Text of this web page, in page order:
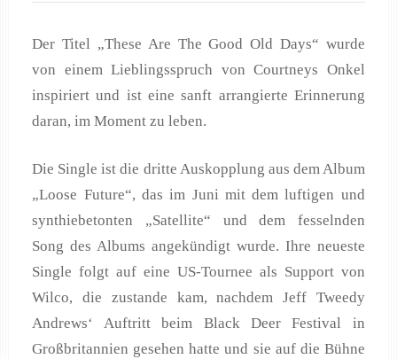
Der Titel „These Are The Good Old Days“ wurde
von einem Lieblingsspruch von Courtneys Onkel
inspiriert und ist eine sanft arrangierte Erinnerung
daran, im Moment zu leben.
Die Single ist die dritte Auskopplung aus dem Album
„Loose Future“, das im Juni mit dem luftigen und
synthiebetonten „Satellite“ und dem fesselnden
Song des Albums angekündigt wurde. Ihre neueste
Single folgt auf eine US-Tournee als Support von
Wilco, die zustande kam, nachdem Jeff Tweedy
Andrews‘ Auftritt beim Black Deer Festival in
Großbritannien gesehen hatte und sie auf die Bühne